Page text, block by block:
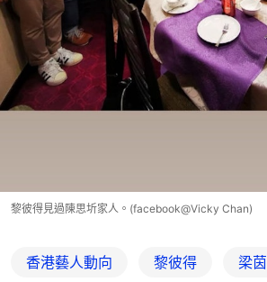
黎彼得見過陳思圻家人。(facebook@Vicky Chan)
香港藝人動向 黎彼得 梁茵